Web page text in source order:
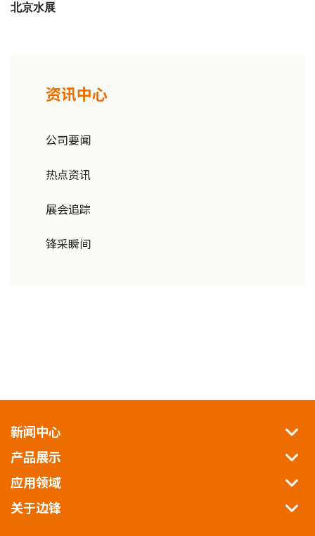
北京水展
资讯中心
公司要闻
热点资讯
展会追踪
锋采瞬间
新闻中心
产品展示
应用领域
关于边锋